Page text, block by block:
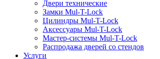
Двери технические
Замки Mul-T-Lock
Цилиндры Mul-T-Lock
Аксессуары Mul-T-Lock
Мастер-системы Mul-T-Lock
Распродажа дверей со стендов
Услуги